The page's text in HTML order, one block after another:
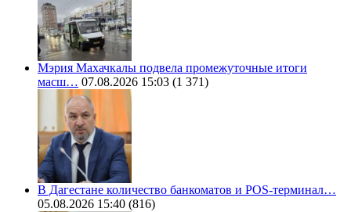
Мэрия Махачкалы подвела промежуточные итоги
масш… 07.08.2026 15:03 (1 371)
В Дагестане количество банкоматов и POS-терминал…
05.08.2026 15:40 (816)